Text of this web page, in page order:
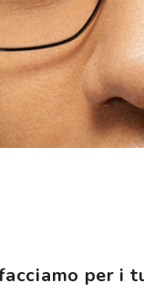
per i